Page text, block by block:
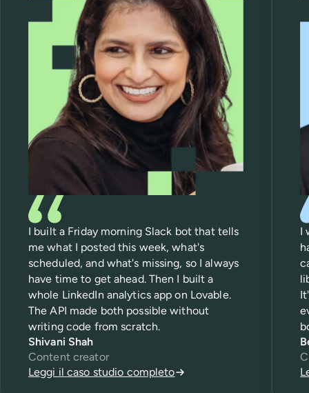
Leggi il caso studio completo
I built a Friday morning Slack bot that tells
me what I posted this week, what's
scheduled, and what's missing, so I always
have time to get ahead. Then I built a
whole LinkedIn analytics app on Lovable.
The API made both possible without
writing code from scratch.
Shivani Shah
Content creator
I